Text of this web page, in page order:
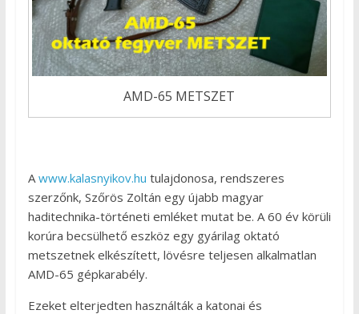
AMD-65 METSZET
Awww.kalasnyikov.hu tulajdonosa, rendszeres
szerzőnk, Szőrös Zoltán egy újabb magyar
haditechnika-történeti emléket mutat be. A 60 év körüli
korúra becsülhető eszköz egy gyárilag oktató
metszetnek elkészített, lövésre teljesen alkalmatlan
AMD-65 gépkarabély.
Ezeket elterjedten használták a katonai és